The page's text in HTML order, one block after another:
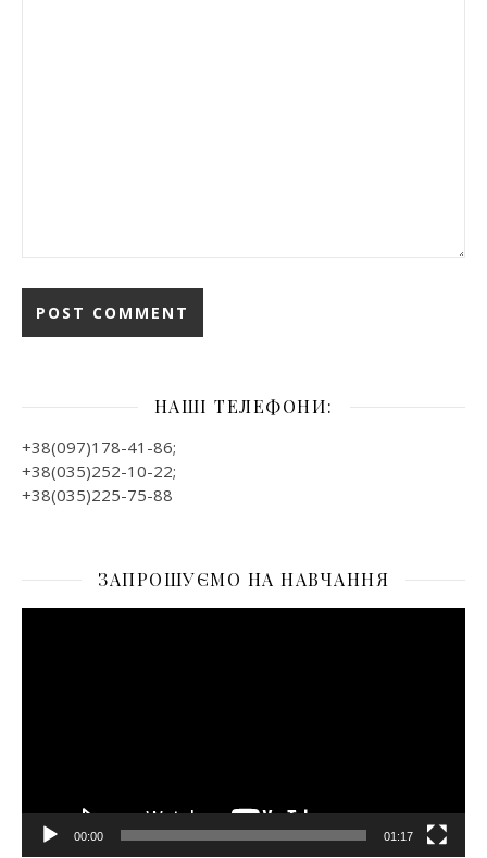
НАШІ ТЕЛЕФОНИ:
+38(097)178-41-86;
+38(035)252-10-22;
+38(035)225-75-88
ЗАПРОШУЄМО НА НАВЧАННЯ
Відеопрогравач
00:00 01:17